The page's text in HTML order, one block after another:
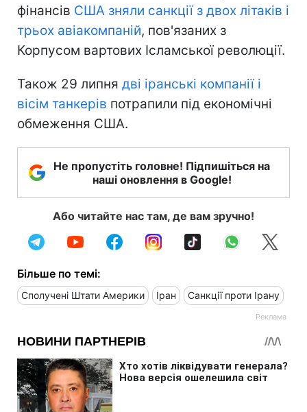
фінансів США зняли санкції з двох літаків і
трьох авіакомпаній, пов'язаних з
Корпусом вартових Ісламської революції.
Також 29 липня дві іранські компанії і
вісім танкерів потрапили під економічні
обмеження США.
Не пропустіть головне! Підпишіться на
наші оновлення в Google!
Або читайте нас там, де вам зручно!
Більше по темі:
Сполучені Штати Америки Іран Санкції проти Ірану